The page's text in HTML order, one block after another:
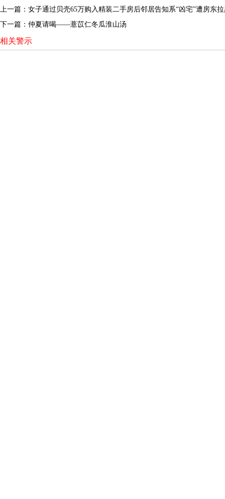
上一篇： 女子通过贝壳65万购入精装二手房后邻居告知系“凶宅”遭房东
下一篇： 仲夏请喝——薏苡仁冬瓜淮山汤
相关警示